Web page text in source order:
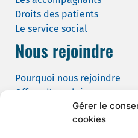
Gérer le
cookies
Droits des patients
Le service social
Nous rejoindre
Pourquoi nous rejoindre
Offres d’emploi
Candidature spontanée
Demande de tournage